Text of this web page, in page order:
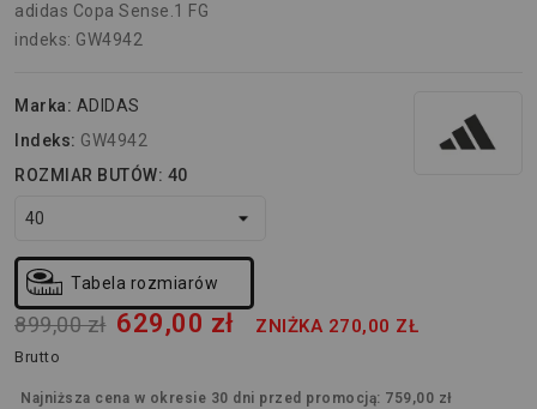
adidas Copa Sense.1 FG
indeks: GW4942
Marka: ADIDAS
Indeks: GW4942
ROZMIAR BUTÓW: 40
Tabela rozmiarów
899,00 zł 629,00 zł ZNIŻKA 270,00 ZŁ
Brutto
Najniższa cena w okresie 30 dni przed promocją: 759,00 zł